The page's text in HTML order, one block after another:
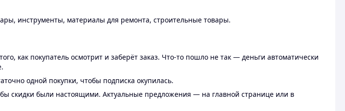
инструменты, материалы для ремонта, строительные товары.
как покупатель осмотрит и заберёт заказ. Что-то пошло не так — деньги автоматически
одной покупки, чтобы подписка окупилась.
скидки были настоящими. Актуальные предложения — на главной странице или в